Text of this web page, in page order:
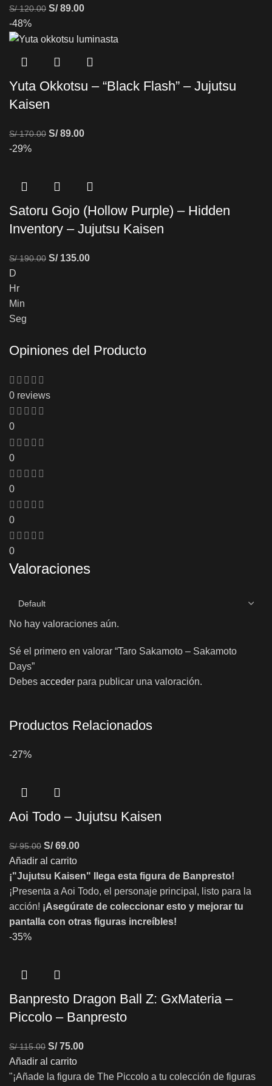
S/120.00 S/89.00
-48%
Yuta Okkotsu – “Black Flash” – Jujutsu
Kaisen
S/170.00 S/89.00
-29%
Satoru Gojo (Hollow Purple) – Hidden
Inventory – Jujutsu Kaisen
S/190.00 S/135.00
D
Hr
Min
Seg
Opiniones del Producto
0 reviews
0
0
0
0
0
Valoraciones
No hay valoraciones aún.
Sé el primero en valorar “Taro Sakamoto – Sakamoto
Days”
Debes acceder para publicar una valoración.
Productos Relacionados
-27%
Aoi Todo – Jujutsu Kaisen
S/95.00 S/69.00
Añadir al carrito
¡"Jujutsu Kaisen" llega esta figura de Banpresto!
¡Presenta a Aoi Todo, el personaje principal, listo para la
acción! ¡Asegúrate de coleccionar esto y mejorar tu
pantalla con otras figuras increíbles!
-35%
Banpresto Dragon Ball Z: GxMateria –
Piccolo – Banpresto
S/115.00 S/75.00
Añadir al carrito
"¡Añade la figura de The Piccolo a tu colección de figuras